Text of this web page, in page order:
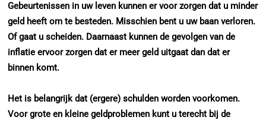
Gebeurtenissen in uw leven kunnen er voor zorgen dat u minder
geld heeft om te besteden. Misschien bent u uw baan verloren.
Of gaat u scheiden. Daarnaast kunnen de gevolgen van de
inflatie ervoor zorgen dat er meer geld uitgaat dan dat er
binnen komt.
Het is belangrijk dat (ergere) schulden worden voorkomen.
Voor grote en kleine geldproblemen kunt u terecht bij de